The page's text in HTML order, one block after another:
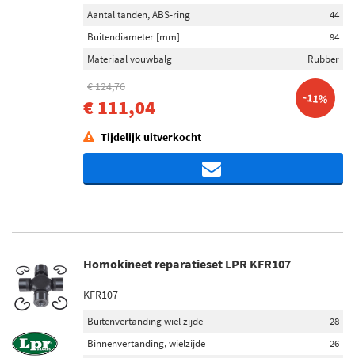
Aantal tanden, ABS-ring
44
Buitendiameter [mm]
94
Materiaal vouwbalg
Rubber
€ 124,76
€ 111,04 -11%
Tijdelijk uitverkocht
Homokineet reparatieset LPR KFR107
KFR107
Buitenvertanding wiel zijde
28
Binnenvertanding, wielzijde
26